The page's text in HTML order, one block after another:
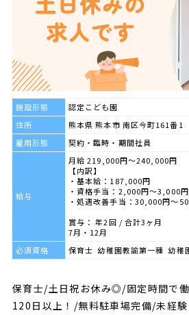
施設形態
認定こども園
住所
熊本県 熊本市 南区今町161番1
雇用形態
契約・臨時・期間社員
給与
月給 219,000円～240,000円
【内訳】
・基本給：187,000円
・資格手当：2,000円～3,000円
・処遇改善手当：30,000円～
賞与： 年2回 / 合計3ヶ月
7月・12月
必須資格
保育士 幼稚園教諭第一種 幼稚
保育士/土日祝お休み◎/固定時間で
120日以上！/無料駐車場完備/未経